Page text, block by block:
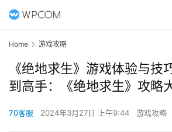
Home 游戏攻略
《绝地求生》游戏体验与技
到高手：《绝地求生》攻略
70客服 2024年3月27日 上午9:44 游戏攻略